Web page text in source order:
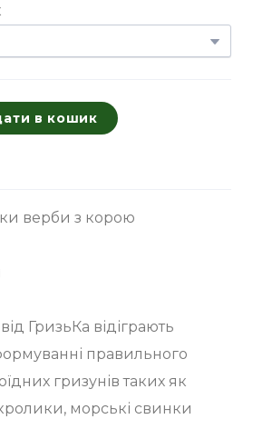
в кошик
верби з корою
ГризьКа відіграють
правильного
гризунів таких як
морські свинки